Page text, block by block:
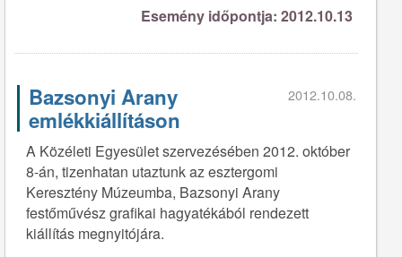
Esemény időpontja: 2012.10.13
Bazsonyi Arany
emlékkiállításon
2012.10.08.
A Közéleti Egyesület szervezésében 2012. október
8-án, tizenhatan utaztunk az esztergomi
Keresztény Múzeumba, Bazsonyi Arany
festőművész grafikai hagyatékából rendezett
kiállítás megnyitójára.